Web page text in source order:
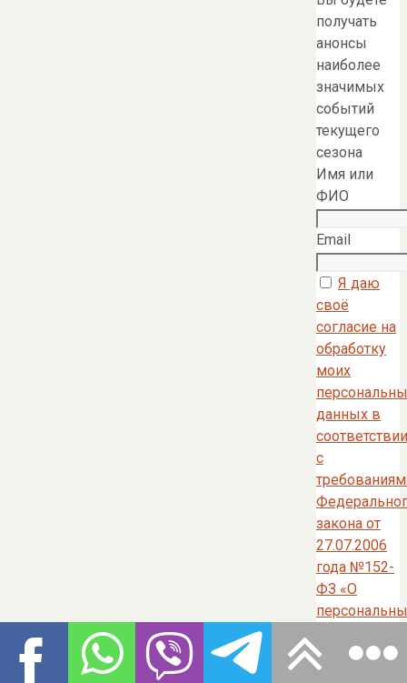
получать
анонсы
наиболее
значимых
событий
текущего
сезона
Имя или
ФИО
Email
Я даю
своё
согласие на
обработку
моих
данных в
соответствии
с
закона от
27.07.2006
года №152-
ФЗ «О